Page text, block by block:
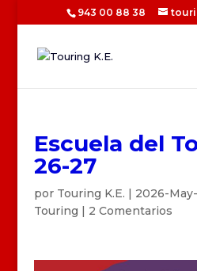
943 00 88 38
Escuela del
26-27
por Touring K.E. | 2026-
Touring | 2 Comentarios